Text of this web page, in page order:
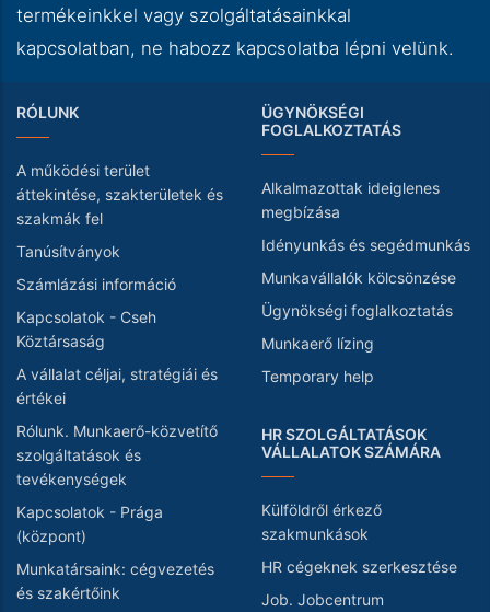
termékeinkkel vagy szolgáltatásainkkal
kapcsolatban, ne habozz kapcsolatba lépni velünk.
RÓLUNK
A működési terület
áttekintése, szakterületek és
szakmák fel
Tanúsítványok
Számlázási információ
Kapcsolatok - Cseh
Köztársaság
A vállalat céljai, stratégiái és
értékei
Rólunk. Munkaerő-közvetítő
szolgáltatások és
tevékenységek
Kapcsolatok - Prága
(központ)
Munkatársaink: cégvezetés
és szakértőink
ÜGYNÖKSÉGI
FOGLALKOZTATÁS
Alkalmazottak ideiglenes
megbízása
Idényunkás és segédmunkás
Munkavállalók kölcsönzése
Ügynökségi foglalkoztatás
Munkaerő lízing
Temporary help
HR SZOLGÁLTATÁSOK
VÁLLALATOK SZÁMÁRA
Külföldről érkező
szakmunkások
HR cégeknek szerkesztése
Job. Jobcentrum